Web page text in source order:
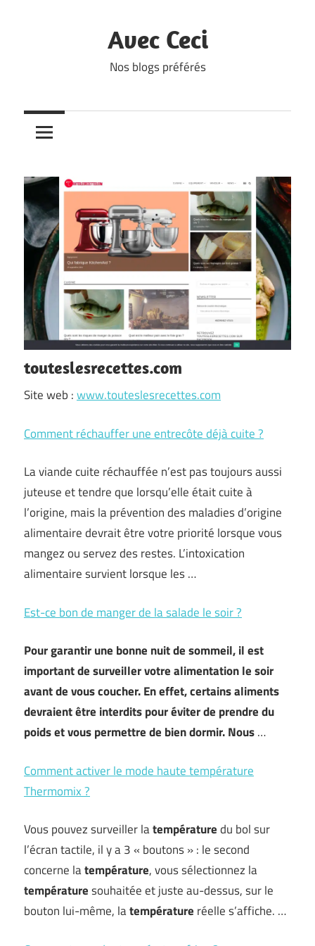
Avec Ceci
Nos blogs préférés
touteslesrecettes.com
Site web :www.touteslesrecettes.com
Comment réchauffer une entrecôte déjà cuite ?
La viande cuite réchauffée n’est pas toujours aussi
juteuse et tendre que lorsqu’elle était cuite à
l’origine, mais la prévention des maladies d’origine
alimentaire devrait être votre priorité lorsque vous
mangez ou servez des restes. L’intoxication
alimentaire survient lorsque les …
Est-ce bon de manger de la salade le soir ?
Pour garantir une bonne nuit de sommeil, il est
important de surveiller votre alimentation le soir
avant de vous coucher. En effet, certains aliments
devraient être interdits pour éviter de prendre du
poids et vous permettre de bien dormir.Nous…
Comment activer le mode haute température
Thermomix ?
Vous pouvez surveiller latempératuredu bol sur
l’écran tactile, il y a 3 « boutons » : le second
concerne latempérature, vous sélectionnez la
températuresouhaitée et juste au-dessus, sur le
bouton lui-même, latempérature réelle s’affiche. …